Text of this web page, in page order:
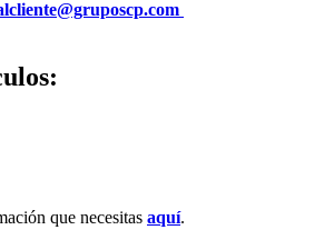
toda la información que necesitas aquí.